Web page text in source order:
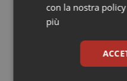
Toscana
Obesità
modelli di
con la nostra
più